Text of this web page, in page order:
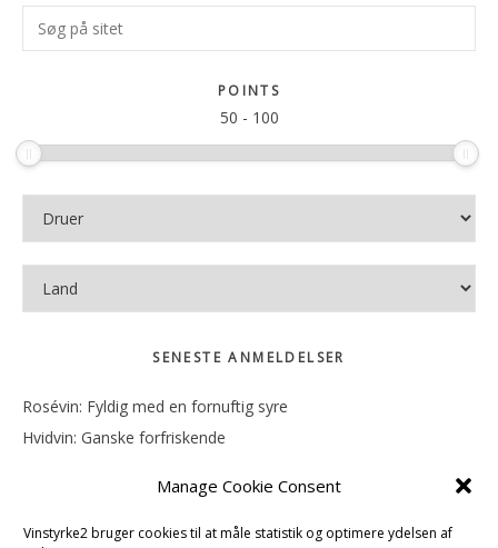
Manage Cookie Consent
Vinstyrke2 bruger cookies til at måle statistik og optimere ydelsen af
Primær
Sidebar
Søg
på
POINTS
50 - 100
SENESTE ANMELDELSER
Rosévin: Fyldig med en fornuftig syre
Hvidvin: Ganske forfriskende
Hvidvin: Smørfedme og tropisk sødme
Rosévin: Blød, rund og sødladen